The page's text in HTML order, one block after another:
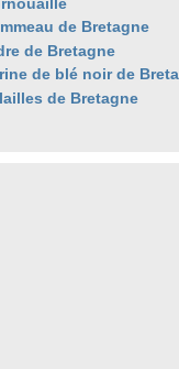
de Bretagne
de Bretagne
de blé noir de
de Bretagne